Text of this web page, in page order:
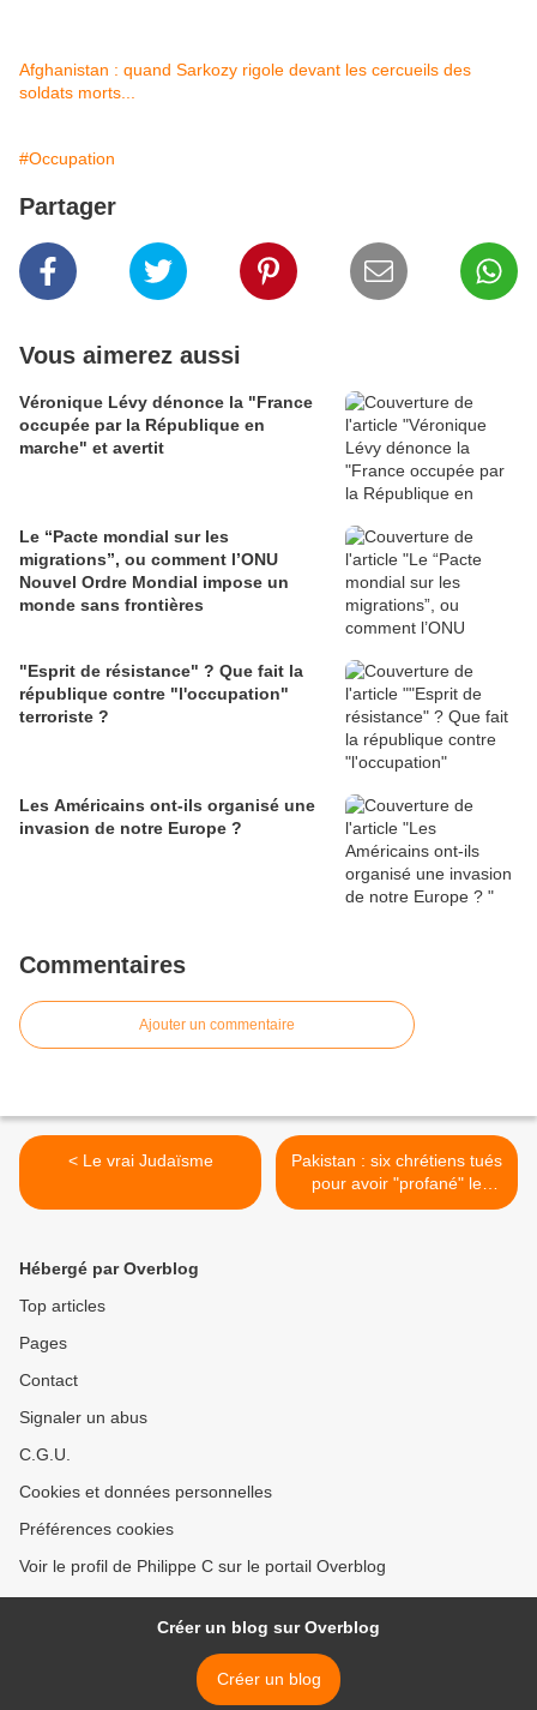
Afghanistan : quand Sarkozy rigole devant les cercueils des
soldats morts...
#Occupation
Partager
Vous aimerez aussi
Véronique Lévy dénonce la "France
occupée par la République en
marche" et avertit
Le “Pacte mondial sur les
migrations”, ou comment l’ONU
Nouvel Ordre Mondial impose un
monde sans frontières
"Esprit de résistance" ? Que fait la
république contre "l'occupation"
terroriste ?
Les Américains ont-ils organisé une
invasion de notre Europe ?
Commentaires
Ajouter un commentaire
< Le vrai Judaïsme
Pakistan : six chrétiens tués
pour avoir "profané" le
Coran >
Hébergé par Overblog
Top articles
Pages
Contact
Signaler un abus
C.G.U.
Cookies et données personnelles
Préférences cookies
Voir le profil de Philippe C sur le portail Overblog
Créer un blog sur Overblog
Créer un blog